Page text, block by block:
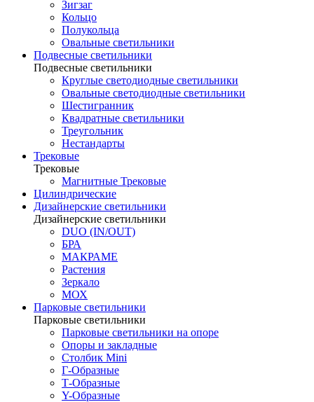
Зигзаг
Кольцо
Полукольца
Овальные светильники
Подвесные светильники
Подвесные светильники
Круглые светодиодные светильники
Овальные светодиодные светильники
Шестигранник
Квадратные светильники
Треугольник
Нестандарты
Трековые
Трековые
Магнитные Трековые
Цилиндрические
Дизайнерские светильники
Дизайнерские светильники
DUO (IN/OUT)
БРА
МАКРАМЕ
Растения
Зеркало
МОХ
Парковые светильники
Парковые светильники
Парковые светильники на опоре
Опоры и закладные
Столбик Mini
Г-Образные
Т-Образные
Y-Образные